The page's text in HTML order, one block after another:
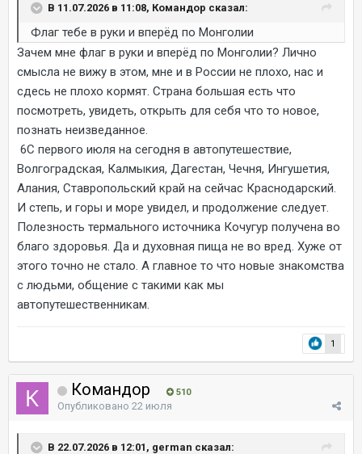
В 11.07.2026 в 11:08, Командор сказал:
Флаг тебе в руки и вперёд по Монголии
Зачем мне флаг в руки и вперёд по Монголии? Лично
смысла не вижу в этом, мне и в России не плохо, нас и
сдесь не плохо кормят. Страна большая есть что
посмотреть, увидеть, открыть для себя что то новое,
познать неизведанное.
6С первого июля на сегодня в автопутешествие,
Волгоградская, Калмыкия, Дагестан, Чечня, Ингушетия,
Алания, Ставропольский край на сейчас Краснодарский.
И степь, и горы и море увидел, и продолжение следует.
Полезность термального источника Кочугур получена во
благо здоровья. Да и духовная пища не во вред. Хуже от
этого точно не стало. А главное то что новые знакомства
с людьми, общение с такими как мы
автопутешественникам.
1
Командор 510
Опубликовано 22 июля
В 22.07.2026 в 12:01, german сказал: